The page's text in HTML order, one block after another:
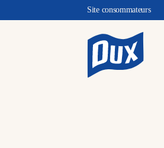
Site consommateurs